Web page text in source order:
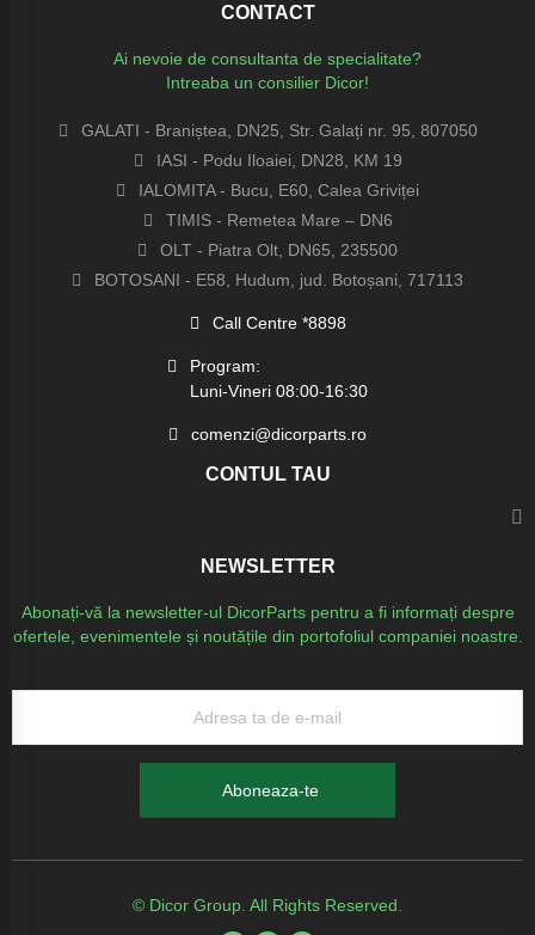
CONTACT
Ai nevoie de consultanta de specialitate?
Intreaba un consilier Dicor!
GALATI - Braniștea, DN25, Str. Galați nr. 95, 807050
IASI - Podu Iloaiei, DN28, KM 19
IALOMITA - Bucu, E60, Calea Griviței
TIMIS - Remetea Mare – DN6
OLT - Piatra Olt, DN65, 235500
BOTOSANI - E58, Hudum, jud. Botoșani, 717113
Call Centre *8898
Program:
Luni-Vineri 08:00-16:30
comenzi@dicorparts.ro
CONTUL TAU
NEWSLETTER
Abonați-vă la newsletter-ul DicorParts pentru a fi informați despre
ofertele, evenimentele și noutățile din portofoliul companiei noastre.
Aboneaza-te
© Dicor Group. All Rights Reserved.